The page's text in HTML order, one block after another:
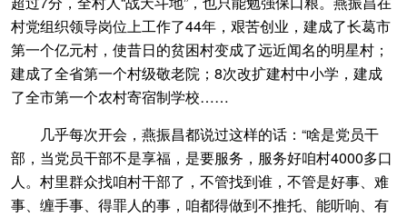
村党组织领导岗位上工作了44年，艰苦创业，建成了长葛市
第一个亿元村，使昔日的贫困村变成了远近闻名的明星村；
建成了全省第一个村级敬老院；8次改扩建村中小学，建成
了全市第一个农村寄宿制学校……
几乎每次开会，燕振昌都说过这样的话：“啥是党员干
部，当党员干部不是享福，是要服务，服务好咱村4000多口
人。村里群众找咱村干部了，不管找到谁，不管是好事、难
事、缠手事、得罪人的事，咱都得做到不推托、能听响、有